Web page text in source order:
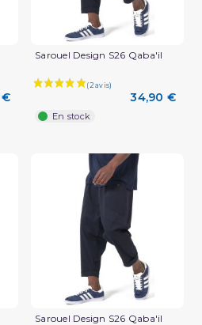
€
Sarouel Design S26 Qaba'il
34,90 €
En stock
Sarouel Design S26 Qaba'il